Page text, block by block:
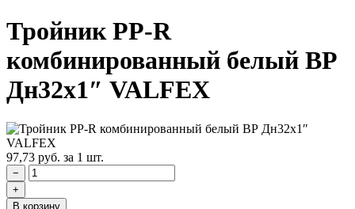
Тройник PP-R
комбинированный белый ВР
Дн32х1″ VALFEX
97,73 руб. за 1 шт.
−
+
В корзину